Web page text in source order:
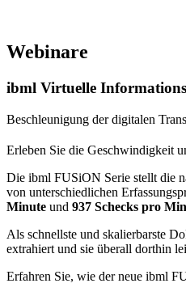
Webinare
ibml Virtuelle
Beschleunigung der digitalen
Erleben Sie die Geschwindigkeit
Die ibml FUSiON Serie stellt die
von unterschiedlichen
Minute und 937 Schecks pro
Als schnellste und skalierbarste
extrahiert und sie überall dorthin
Erfahren Sie, wie der neue ibml